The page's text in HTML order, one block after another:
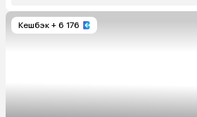
Кешбэк + 6 176